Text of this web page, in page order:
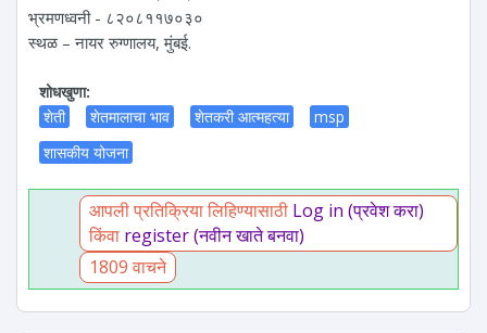
भ्रमणध्वनी - ८२०८११७०३०
स्थळ – नायर रुग्णालय, मुंबई.
शोधखुणा:
शेती
शेतमालाचा भाव शेतकरी आत्महत्या
msp
शासकीय योजना
आपली प्रतिक्रिया लिहिण्यासाठी Log in (प्रवेश करा)
किंवा register (नवीन खाते बनवा)
1809 वाचने